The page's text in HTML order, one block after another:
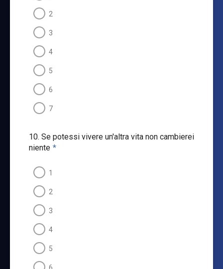
2
3
4
5
6
7
10. Se potessi vivere un'altra vita non cambierei
niente *
1
2
3
4
5